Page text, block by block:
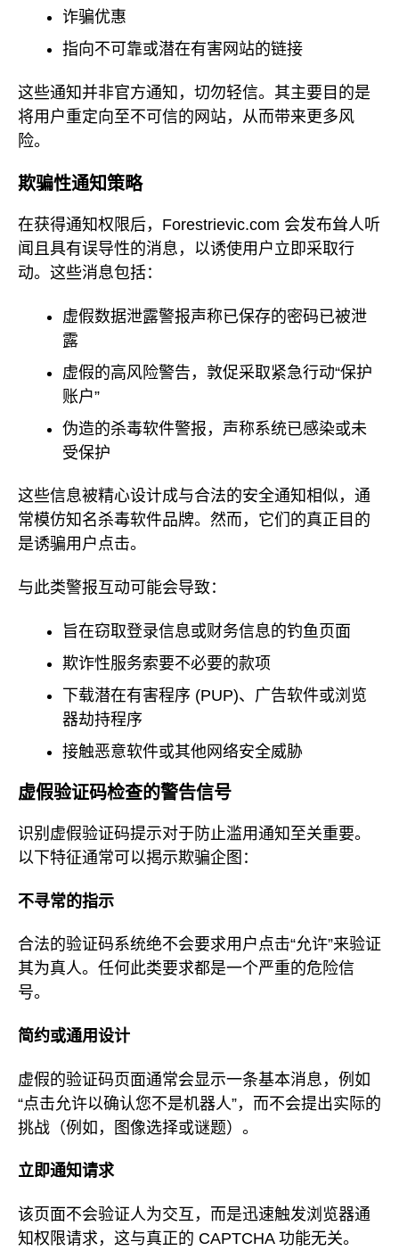
诈骗优惠
指向不可靠或潜在有害网站的链接
这些通知并非官方通知，切勿轻信。其主要目的是
将用户重定向至不可信的网站，从而带来更多风
险。
欺骗性通知策略
在获得通知权限后，Forestrievic.com 会发布耸人听
闻且具有误导性的消息，以诱使用户立即采取行
动。这些消息包括：
虚假数据泄露警报声称已保存的密码已被泄
露
虚假的高风险警告，敦促采取紧急行动“保护
账户”
伪造的杀毒软件警报，声称系统已感染或未
受保护
这些信息被精心设计成与合法的安全通知相似，通
常模仿知名杀毒软件品牌。然而，它们的真正目的
是诱骗用户点击。
与此类警报互动可能会导致：
旨在窃取登录信息或财务信息的钓鱼页面
欺诈性服务索要不必要的款项
下载潜在有害程序 (PUP)、广告软件或浏览
器劫持程序
接触恶意软件或其他网络安全威胁
虚假验证码检查的警告信号
识别虚假验证码提示对于防止滥用通知至关重要。
以下特征通常可以揭示欺骗企图：
不寻常的指示
合法的验证码系统绝不会要求用户点击“允许”来验证
其为真人。任何此类要求都是一个严重的危险信
号。
简约或通用设计
虚假的验证码页面通常会显示一条基本消息，例如
“点击允许以确认您不是机器人”，而不会提出实际的
挑战（例如，图像选择或谜题）。
立即通知请求
该页面不会验证人为交互，而是迅速触发浏览器通
知权限请求，这与真正的 CAPTCHA 功能无关。